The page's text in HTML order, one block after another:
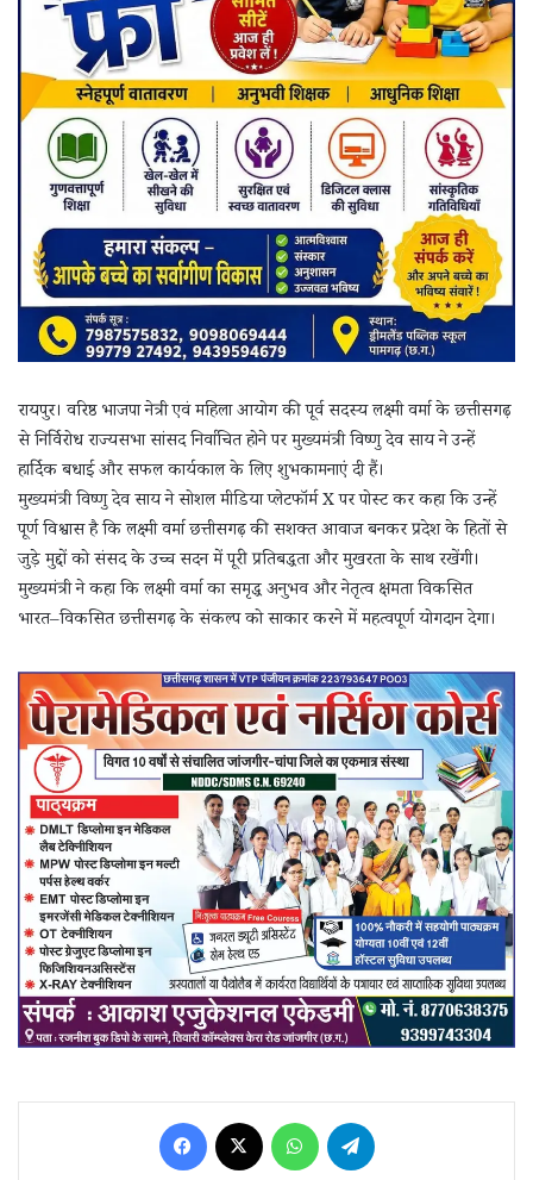
रायपुर। वरिष्ठ भाजपा नेत्री एवं महिला आयोग की पूर्व सदस्य लक्ष्मी वर्मा के छत्तीसगढ़
से निर्विरोध राज्यसभा सांसद निर्वाचित होने पर मुख्यमंत्री विष्णु देव साय ने उन्हें
हार्दिक बधाई और सफल कार्यकाल के लिए शुभकामनाएं दी हैं।
मुख्यमंत्री विष्णु देव साय ने सोशल मीडिया प्लेटफॉर्म X पर पोस्ट कर कहा कि उन्हें
पूर्ण विश्वास है कि लक्ष्मी वर्मा छत्तीसगढ़ की सशक्त आवाज बनकर प्रदेश के हितों से
जुड़े मुद्दों को संसद के उच्च सदन में पूरी प्रतिबद्धता और मुखरता के साथ रखेंगी।
मुख्यमंत्री ने कहा कि लक्ष्मी वर्मा का समृद्ध अनुभव और नेतृत्व क्षमता विकसित
भारत–विकसित छत्तीसगढ़ के संकल्प को साकार करने में महत्वपूर्ण योगदान देगा।
Facebook WhatsApp